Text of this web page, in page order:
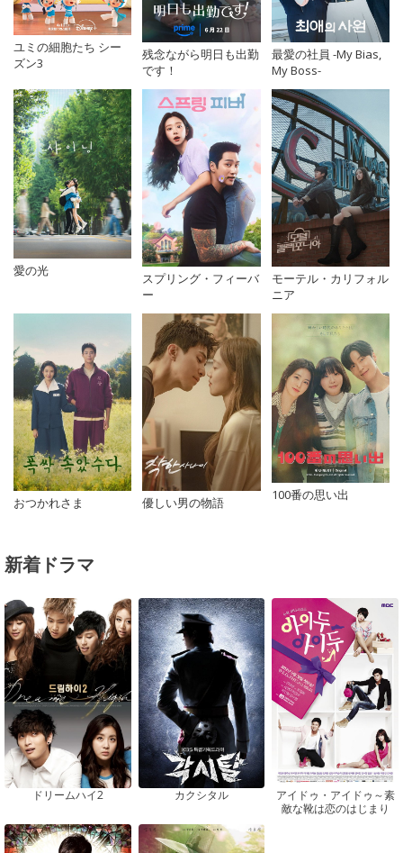
ユミの細胞たち シー
ズン3
残念ながら明日も出勤
です！
最愛の社員 -My Bias,
My Boss-
愛の光
スプリング・フィーバ
ー
モーテル・カリフォル
ニア
おつかれさま 優しい男の物語
100番の思い出
新着ドラマ
ドリームハイ2 カクシタル
アイドゥ・アイドゥ～素
敵な靴は恋のはじまり